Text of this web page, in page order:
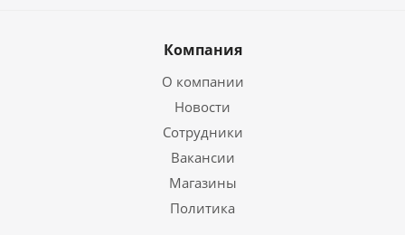
Компания
О компании
Новости
Сотрудники
Вакансии
Магазины
Политика